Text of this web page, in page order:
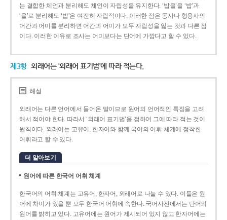
는 결합한 체언과 분리해도 체언이 자립성을 유지한다. ‘밥을’을 ‘밥’과
‘을’로 분리해도 ‘밥’은 여전히 자립적이다. 이러한 점은 동사나 형용사의
어간과 어미를 분리하면 어간과 어미가 모두 자립성을 잃는 것과 다른 점
이다. 이러한 이유로 조사는 어미보다는 단어에 가깝다고 할 수 있다.
제3항 외래어는 ‘외래어 표기법’에 따라 적는다.
해설
외래어는 다른 언어에서 들어온 말이므로 원어의 언어적인 특징을 고려
해서 적어야 한다. 따라서 ‘외래어 표기법’을 정하여 그에 따라 적는 것이
원칙이다. 외래어는 고유어, 한자어와 함께 국어의 어휘 체계에 정착한
어휘라고 할 수 있다.
더 알아보기
원어에 따른 한국어 어휘 체계
한국어의 어휘 체계는 고유어, 한자어, 외래어로 나눌 수 있다. 이들은 원
어에 차이가 있을 뿐 모두 한국어 어휘에 속한다. 국어사전에서는 단어의
원어를 밝히고 있다. 고유어에는 원어가 제시되어 있지 않고 한자어에는